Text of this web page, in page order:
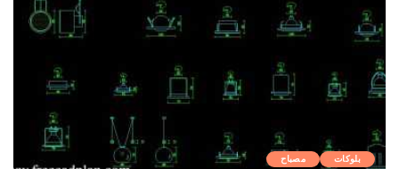
بلوکات مصباح